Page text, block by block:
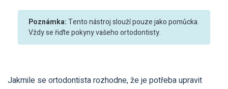
Poznámka:Tento nástroj slouží pouze jako pomůcka.
Vždy se řiďte pokyny vašeho ortodontisty.
Jakmile se ortodontista rozhodne, že je potřeba upravit